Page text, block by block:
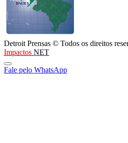
Detroit Prensas © Todos os direitos
Impactos NET
Fale pelo WhatsApp